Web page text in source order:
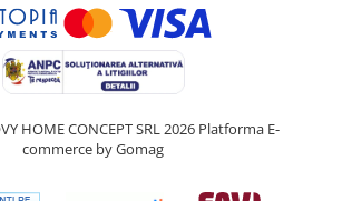
HOME CONCEPT SRL 2026 Platforma E-
commerce by Gomag